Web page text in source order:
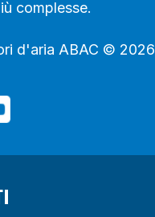
complesse.
d'aria ABAC © 2026